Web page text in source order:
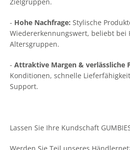
- Hohe Nachfrage: Stylische
Wiedererkennungswert, beliebt bei
Altersgruppen.
- Attraktive Margen & verlässliche
Konditionen, schnelle
Support.
Lassen Sie Ihre Kundschaft